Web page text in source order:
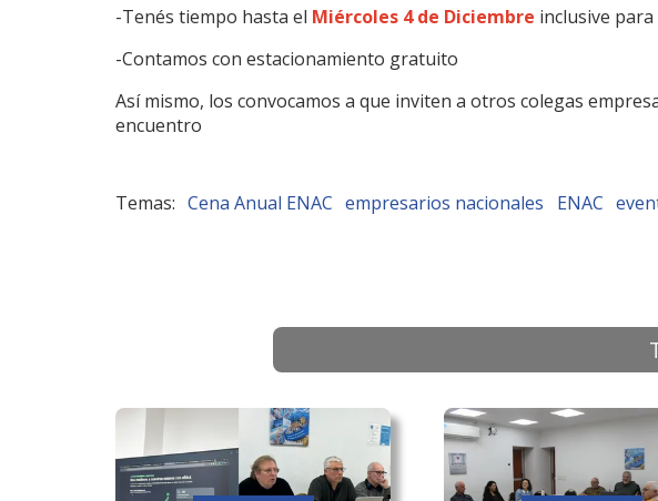
-Tenés tiempo hasta el Miércoles 4 de Diciembre inclusive
-Contamos con estacionamiento gratuito
Así mismo, los convocamos a que inviten a otros colegas
encuentro
Cena Anual ENAC empresarios nacionales ENAC